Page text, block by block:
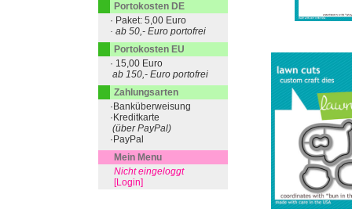
Portokosten DE
· Paket: 5,00 Euro
· ab 50,- Euro portofrei
Portokosten EU
· 15,00 Euro
ab 150,- Euro portofrei
Zahlungsarten
·Banküberweisung
·Kreditkarte
(über PayPal)
·PayPal
Mein Menu
Nicht eingeloggt
[Login]